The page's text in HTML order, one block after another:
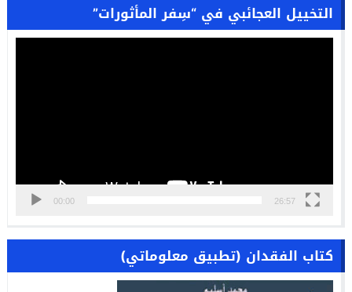
التخييل العجائبي في “سِفر المأثورات”
مشغل
00:00 26:57
كتاب الفقدان (تطبيق معلوماتي)